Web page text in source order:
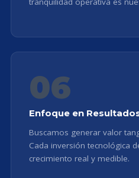
06
Enfoque en
Buscamos generar valor
Cada inversión tecnológica
crecimiento real y medible.